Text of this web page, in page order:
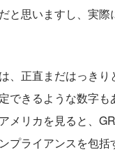
と思いますし、実際
、正直まだはっきり
できるような数字も
メリカを見ると、
プライアンスを包